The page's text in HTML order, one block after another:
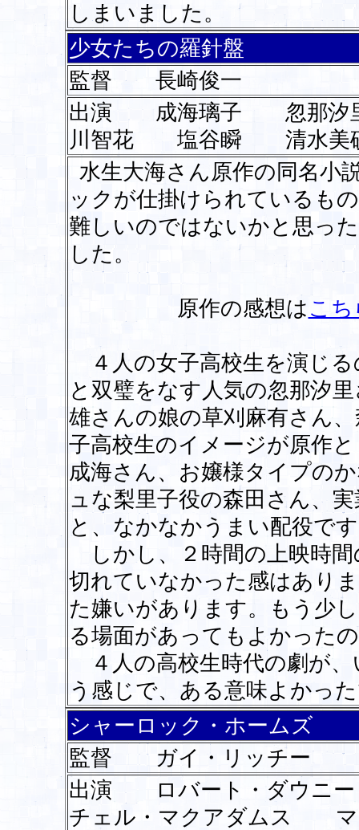
しまいました。
少女たちの羅針盤
監督 長崎俊一
出演 成海璃子 忽那
川智花 塩谷瞬 清水
水生大海さん原作の同名小
ックが仕掛けられているも
難しいのではないかと思っ
した。
原作の感想は こち
４人の女子高校生を演じ
と双璧をなす人気の忽那汐
雄さんの娘の草刈麻有さん
子高校生のイメージが原作
成海さん、お嬢様タイプの
ュな梨里子役の森田さん、
と、なかなかうまい配役で
しかし、２時間の上映時
切れていなかった感はあり
た嫌いがあります。もう少
る場面があってもよかった
４人の高校生時代の劇が
う感じで、ある意味よかっ
シャーロック・ホームズ
監督 ガイ・リッチー
出演 ロバート・ダウニ
チェル・マクアダムス